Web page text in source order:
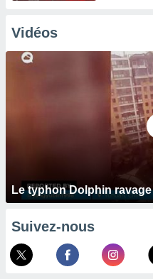
Vidéos
Le typhon Dolphin
Suivez-nous